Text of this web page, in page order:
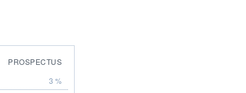
PROSPECTUS
3 %